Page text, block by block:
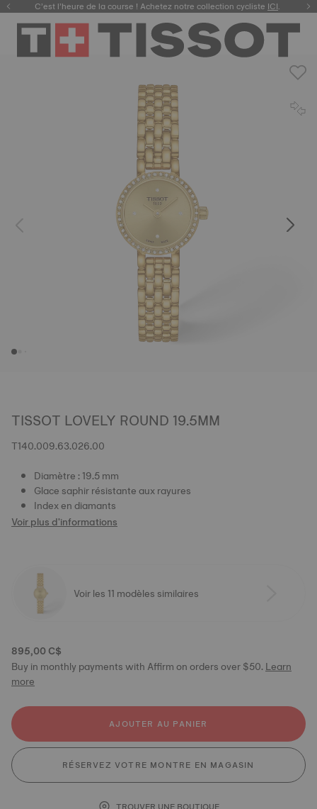
C’est l’heure de la course ! Achetez notre collection cycliste ICI.
TISSOT LOVELY ROUND 19.5MM
T140.009.63.026.00
Diamètre : 19.5 mm
Glace saphir résistante aux rayures
Index en diamants
Voir plus d'informations
Voir les 11 modèles similaires
895,00 C$
Buy in monthly payments with Affirm on orders over $50.Learn
more
AJOUTER AU PANIER
RÉSERVEZ VOTRE MONTRE EN MAGASIN